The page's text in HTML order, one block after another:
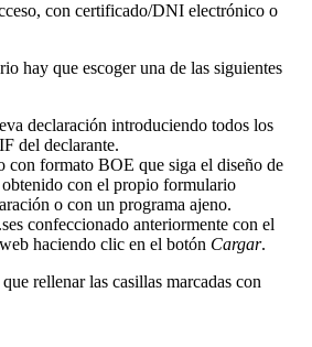
con certificado/DNI electrónico o
hay que escoger una de las siguientes
declaración introduciendo todos los
del declarante.
con formato BOE que siga el diseño de
con el propio formulario
o con un programa ajeno.
confeccionado anteriormente con el
haciendo clic en el botón Cargar.
rellenar las casillas marcadas con